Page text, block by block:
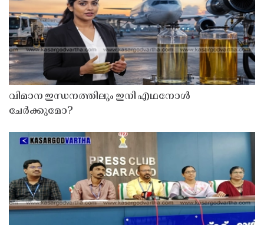
വിമാന ഇന്ധനത്തിലും ഇനി എഥനോൾ
ചേർക്കുമോ?